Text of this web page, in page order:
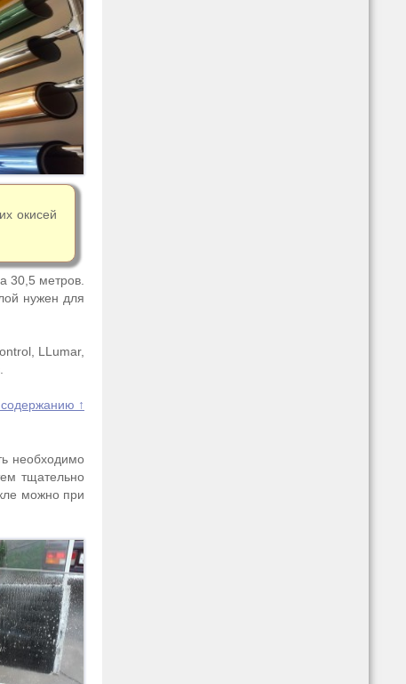
окисей
30,5 метров.
нужен для
LLumar,
содержанию ↑
необходимо
тщательно
можно при